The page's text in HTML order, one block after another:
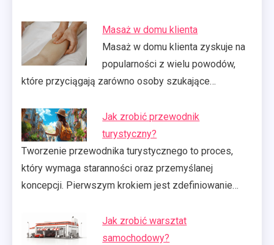
Masaż w domu klienta
Masaż w domu klienta zyskuje na
popularności z wielu powodów,
które przyciągają zarówno osoby szukające…
Jak zrobić przewodnik
turystyczny?
Tworzenie przewodnika turystycznego to proces,
który wymaga staranności oraz przemyślanej
koncepcji. Pierwszym krokiem jest zdefiniowanie…
Jak zrobić warsztat
samochodowy?